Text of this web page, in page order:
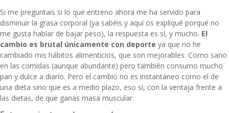
Si me preguntais si lo que entreno ahora me ha servido para
disminuir la grasa corporal (ya sabéis y aquí os expliqué porqué no
me gusta hablar de bajar peso), la respuesta es sí, y mucho. El
cambio es brutal únicamente con deporte ya que no he
cambiado mis hábitos alimenticios, que son mejorables. Como sano
en las comidas (aunque abundante) pero también consumo mucho
pan y dulce a diario. Pero el cambio no es instantáneo como el de
una dieta sino que es a medio plazo, eso sí, con la ventaja frente a
las dietas, de que ganas masa muscular.